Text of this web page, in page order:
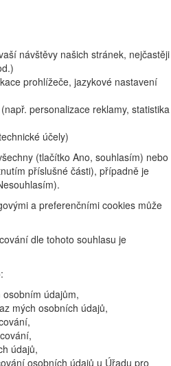
návštěvy našich stránek, nejčastěji
prohlížeče, jazykové nastavení
personalizace reklamy, statistika
účely)
(tlačítko Ano, souhlasím) nebo
příslušné části), případně je
a preferenčními cookies může
dle tohoto souhlasu je
údajům,
mých osobních údajů,
údajů,
osobních údajů u Úřadu pro